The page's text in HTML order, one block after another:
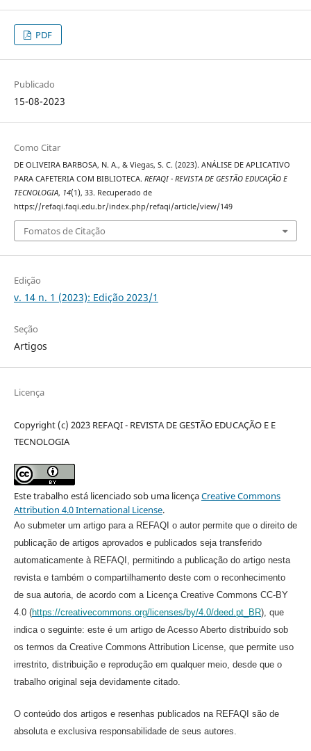
PDF
Publicado
15-08-2023
Como Citar
DE OLIVEIRA BARBOSA, N. A., & Viegas, S. C. (2023). ANÁLISE DE APLICATIVO
PARA CAFETERIA COM BIBLIOTECA. REFAQI - REVISTA DE GESTÃO EDUCAÇÃO E
TECNOLOGIA, 14(1), 33. Recuperado de
https://refaqi.faqi.edu.br/index.php/refaqi/article/view/149
Fomatos de Citação
Edição
v. 14 n. 1 (2023): Edição 2023/1
Seção
Artigos
Licença
Copyright (c) 2023 REFAQI - REVISTA DE GESTÃO EDUCAÇÃO E E
TECNOLOGIA
Este trabalho está licenciado sob uma licençaCreative Commons
Attribution 4.0 International License.
Ao submeter um artigo para a REFAQI o autor permite que o direito de
publicação de artigos aprovados e publicados seja transferido
automaticamente à REFAQI, permitindo a publicação do artigo nesta
revista e também o compartilhamento deste com o reconhecimento
de sua autoria, de acordo com a Licença Creative Commons CC-BY
4.0 (https://creativecommons.org/licenses/by/4.0/deed.pt_BR), que
indica o seguinte: este é um artigo de Acesso Aberto distribuído sob
os termos da Creative Commons Attribution License, que permite uso
irrestrito, distribuição e reprodução em qualquer meio, desde que o
trabalho original seja devidamente citado.
O conteúdo dos artigos e resenhas publicados na REFAQI são de
absoluta e exclusiva responsabilidade de seus autores.